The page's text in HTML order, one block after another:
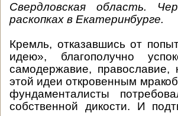
Свердловская область.
раскопках в Екатеринбурге.
Кремль, отказавшись от
идею», благополучно
самодержавие,
этой идеи откровенным
фундаменталисты
собственной дикости. И